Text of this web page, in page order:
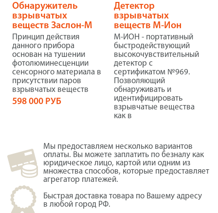
Обнаружитель
взрывчатых
веществ Заслон-М
Принцип действия
данного прибора
основан на тушении
фотолюминесценции
сенсорного материала в
присутствии паров
взрывчатых веществ
598 000 РУБ
Детектор
взрывчатых
веществ М-Ион
М-ИОН - портативный
быстродействующий
высокочувствительный
детектор с
сертификатом №969.
Позволяющий
обнаруживать и
идентифицировать
взрывчатые вещества
как в
Мы предоставляем несколько вариантов
оплаты. Вы можете заплатить по безналу как
юридическое лицо, картой или одним из
множества способов, которые предоставляет
агрегатор платежей.
Быстрая доставка товара по Вашему адресу
в любой город РФ.